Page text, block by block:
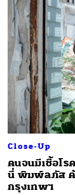
Close-Up
คนจนมีเชื้อโ
นี่ พิมพ์ลภัส ค้
กรุงเทพฯ
ค้นหา
SHARE